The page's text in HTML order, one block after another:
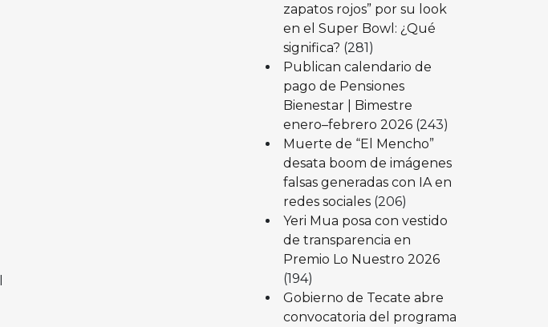
zapatos rojos” por su look
en el Super Bowl: ¿Qué
significa? (281)
Publican calendario de
pago de Pensiones
Bienestar | Bimestre
enero–febrero 2026 (243)
Muerte de “El Mencho”
desata boom de imágenes
falsas generadas con IA en
redes sociales (206)
Yeri Mua posa con vestido
de transparencia en
Premio Lo Nuestro 2026
(194)
Gobierno de Tecate abre
convocatoria del programa